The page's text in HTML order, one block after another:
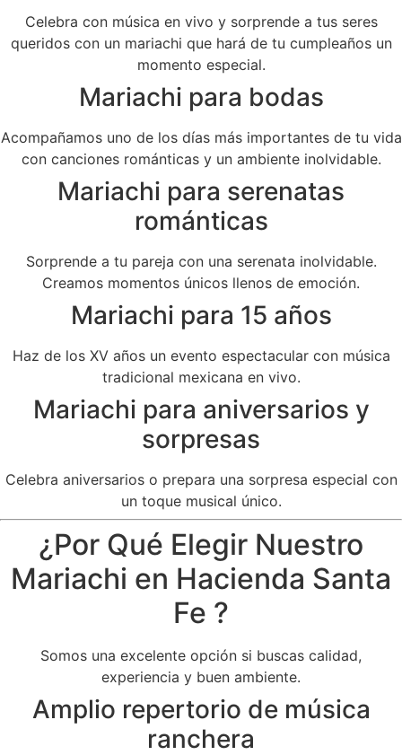
Celebra con música en vivo y sorprende a tus seres
queridos con un mariachi que hará de tu cumpleaños un
momento especial.
Mariachi para bodas
Acompañamos uno de los días más importantes de tu vida
con canciones románticas y un ambiente inolvidable.
Mariachi para serenatas
románticas
Sorprende a tu pareja con una serenata inolvidable.
Creamos momentos únicos llenos de emoción.
Mariachi para 15 años
Haz de los XV años un evento espectacular con música
tradicional mexicana en vivo.
Mariachi para aniversarios y
sorpresas
Celebra aniversarios o prepara una sorpresa especial con
un toque musical único.
¿Por Qué Elegir Nuestro
Mariachi en Hacienda Santa
Fe ?
Somos una excelente opción si buscas calidad,
experiencia y buen ambiente.
Amplio repertorio de música
ranchera